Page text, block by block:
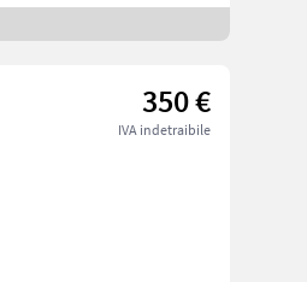
350 €
IVA indetraibile